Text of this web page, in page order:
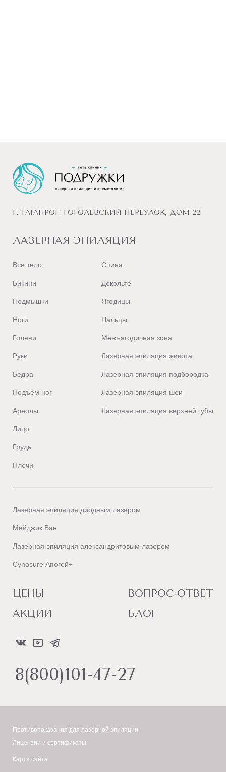
Г. ТАГАНРОГ, ГОГОЛЕВСКИЙ ПЕРЕУЛОК, ДОМ 22
ЛАЗЕРНАЯ ЭПИЛЯЦИЯ
Все тело
Бикини
Подмышки
Ноги
Голени
Руки
Бедра
Подъем ног
Ареолы
Лицо
Грудь
Плечи
Спина
Декольте
Ягодицы
Пальцы
Межъягодичная зона
Лазерная эпиляция живота
Лазерная эпиляция подбородка
Лазерная эпиляция шеи
Лазерная эпиляция верхней губы
Лазерная эпиляция диодным лазером
Мейджик Ван
Лазерная эпиляция александритовым лазером
Cynosure Апогей+
ЦЕНЫ
АКЦИИ
ВОПРОС-ОТВЕТ
БЛОГ
8(800)101-47-27
Противопоказания для лазерной эпиляции
Лицензии и сертификаты
Карта сайта